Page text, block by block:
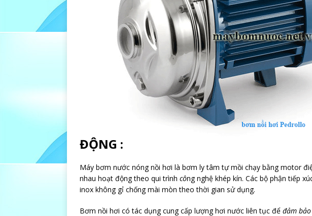
ĐỘNG :
Máy bơm nước nóng nồi hơi là bơm ly tâm tự mồi chạy bằng motor
nhau hoạt động theo qui trình công nghệ khép kín. Các bộ phận tiếp
inox không gỉ chống mài mòn theo thời gian sử dụng.
Bơm nồi hơi có tác dụng cung cấp lượng hơi nước liên tục để đảm bảo